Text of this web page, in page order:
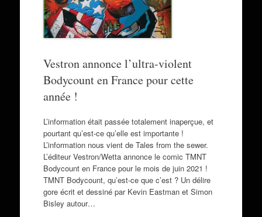
Vestron annonce l’ultra-violent
Bodycount en France pour cette
année !
L’information était passée totalement inaperçue, et
pourtant qu’est-ce qu’elle est importante !
L’information nous vient de Tales from the sewer.
L’éditeur Vestron/Wetta annonce le comic TMNT
Bodycount en France pour le mois de juin 2021 !
TMNT Bodycount, qu’est-ce que c’est ? Un délire
gore écrit et dessiné par Kevin Eastman et Simon
Bisley autour…